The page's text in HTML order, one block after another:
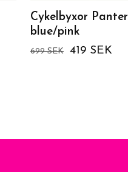
Cykelbyxor Panter
blue/pink
699 SEK 419 SEK